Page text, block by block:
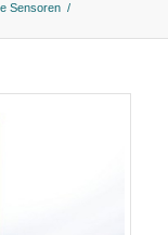
Sensoren /